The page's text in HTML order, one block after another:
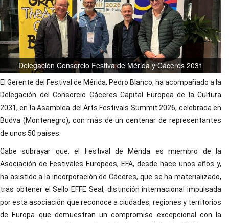
Delegación Consorcio Festiva de Mérida y Cáceres 2031
El Gerente del Festival de Mérida, Pedro Blanco, ha acompañado a la
Delegación del Consorcio Cáceres Capital Europea de la Cultura
2031, en la Asamblea del Arts Festivals Summit 2026, celebrada en
Budva (Montenegro), con más de un centenar de representantes
de unos 50 países.
Cabe subrayar que, el Festival de Mérida es miembro de la
Asociación de Festivales Europeos, EFA, desde hace unos años y,
ha asistido a la incorporación de Cáceres, que se ha materializado,
tras obtener el Sello EFFE Seal, distinción internacional impulsada
por esta asociación que reconoce a ciudades, regiones y territorios
de Europa que demuestran un compromiso excepcional con la